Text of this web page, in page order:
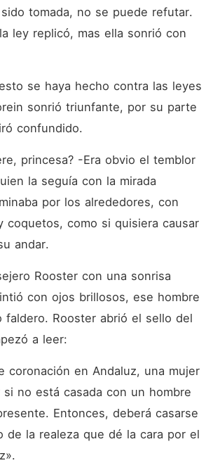
tomada, no se puede refutar.
ley replicó, mas ella sonrió con
se haya hecho contra las leyes
sonrió triunfante, por su parte
confundido.
princesa? -Era obvio el temblor
la seguía con la mirada
por los alrededores, con
coquetos, como si quisiera causar
andar.
Rooster con una sonrisa
con ojos brillosos, ese hombre
faldero. Rooster abrió el sello del
a leer:
coronación en Andaluz, una mujer
no está casada con un hombre
Entonces, deberá casarse
de la realeza que dé la cara por el